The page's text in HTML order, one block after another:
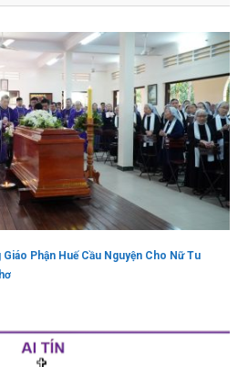
Phận Huế Cầu Nguyện Cho Nữ Tu